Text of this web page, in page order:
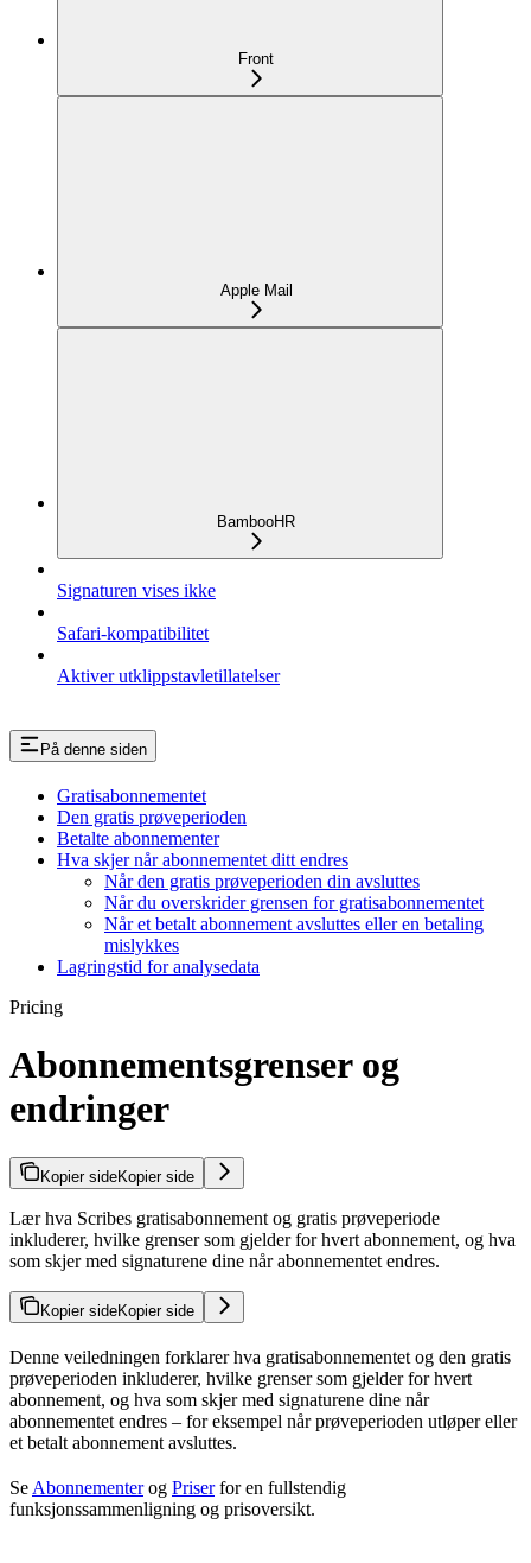
Front
Apple Mail
BambooHR
Signaturen vises ikke
Safari-kompatibilitet
Aktiver utklippstavletillatelser
På denne siden
Gratisabonnementet
Den gratis prøveperioden
Betalte abonnementer
Hva skjer når abonnementet ditt endres
Når den gratis prøveperioden din avsluttes
Når du overskrider grensen for gratisabonnementet
Når et betalt abonnement avsluttes eller en betaling
mislykkes
Lagringstid for analysedata
Pricing
Abonnementsgrenser og
endringer
Kopier sideKopier side
Lær hva Scribes gratisabonnement og gratis prøveperiode
inkluderer, hvilke grenser som gjelder for hvert abonnement, og hva
som skjer med signaturene dine når abonnementet endres.
Kopier sideKopier side
Denne veiledningen forklarer hva gratisabonnementet og den gratis
prøveperioden inkluderer, hvilke grenser som gjelder for hvert
abonnement, og hva som skjer med signaturene dine når
abonnementet endres – for eksempel når prøveperioden utløper eller
et betalt abonnement avsluttes.
Se Abonnementerog Priserfor en fullstendig
funksjonssammenligning og prisoversikt.